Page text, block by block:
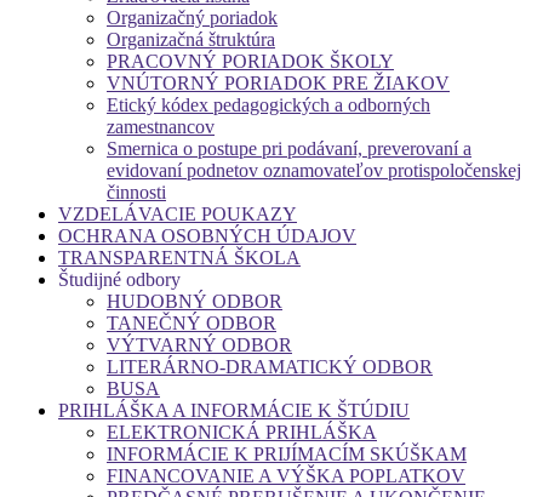
Organizačný poriadok
Organizačná štruktúra
PRACOVNÝ PORIADOK ŠKOLY
VNÚTORNÝ PORIADOK PRE ŽIAKOV
Etický kódex pedagogických a odborných
zamestnancov
Smernica o postupe pri podávaní, preverovaní a
evidovaní podnetov oznamovateľov protispoločenskej
činnosti
VZDELÁVACIE POUKAZY
OCHRANA OSOBNÝCH ÚDAJOV
TRANSPARENTNÁ ŠKOLA
Študijné odbory
HUDOBNÝ ODBOR
TANEČNÝ ODBOR
VÝTVARNÝ ODBOR
LITERÁRNO-DRAMATICKÝ ODBOR
BUSA
PRIHLÁŠKA A INFORMÁCIE K ŠTÚDIU
ELEKTRONICKÁ PRIHLÁŠKA
INFORMÁCIE K PRIJÍMACÍM SKÚŠKAM
FINANCOVANIE A VÝŠKA POPLATKOV